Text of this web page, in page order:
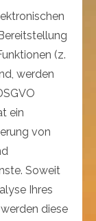
(z.
werden
ein
von
Soweit
Ihres
diese